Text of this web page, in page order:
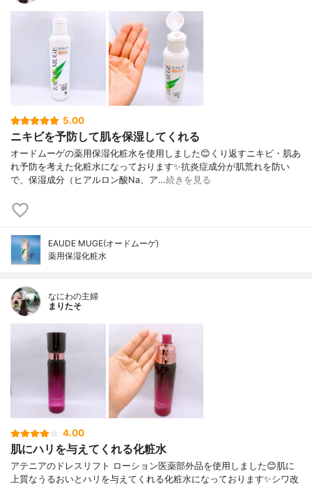
5.00
ニキビを予防して肌を保湿してくれる
オードムーゲの薬用保湿化粧水を使用しました😊くり返すニキビ・肌あ
れ予防を考えた化粧水になっております✨抗炎症成分が肌荒れを防い
で、保湿成分（ヒアルロン酸Na、ア…続きを見る
EAUDE MUGE(オードムーゲ)
薬用保湿化粧水
なにわの主婦
まりたそ
4.00
肌にハリを与えてくれる化粧水
アテニアのドレスリフト ローション医薬部外品を使用しました😊肌に
上質なうるおいとハリを与えてくれる化粧水になっております✨シワ改